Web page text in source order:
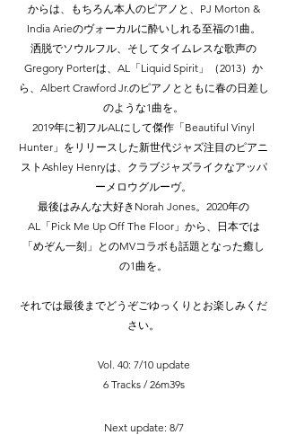
からは、もちろん本人のピアノと、PJ Morton &
India Arieのヴォーカルに酔いしれる至福の1曲。
洒脱でソウルフル、そしてタイムレスな歌声の
Gregory Porterは、AL「Liquid Spirit」（2013）か
ら、Albert Crawford Jr.のピアノとともに春の日差し
のような1曲を。
2019年に初フルALにして傑作「Beautiful Vinyl
Hunter」をリリースした新世代ジャズ注目のピアニ
ストAshley Henryは、クラブジャズライクなアッパ
ーメロウグルーヴ。
最後はみんな大好きNorah Jones。2020年の
AL「Pick Me Up Off The Floor」から、日本では
「めぞん一刻」とのMVコラボも話題となった癒し
の1曲を。
​それでは最後までどうぞごゆっくりとお楽しみくだ
さい。
Vol. 40: 7/10 update
6 Tracks / 26m39s
Next update: 8/7